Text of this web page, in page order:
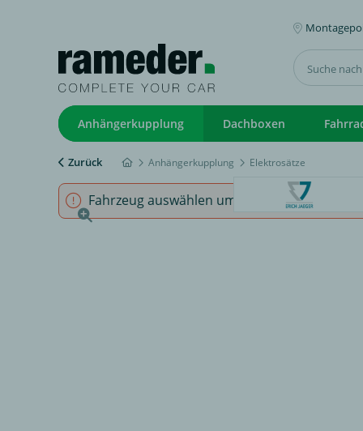
Anhängerkupplung Dachboxen
Zurück Anhängerkupplung Elektrosätze
Fahrzeug auswählen um sicherzustellen,